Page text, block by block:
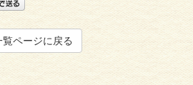
覧ページに戻る